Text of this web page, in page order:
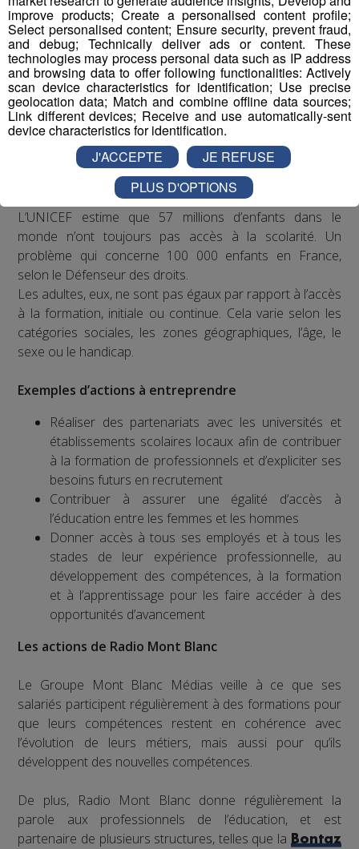
L’UNICEF estime que 57 millions d’enfants dans le
monde n’ont toujours pas accès à la scolarité. Un
problème qui concerne 100 000 enfants en France,
selon le Défenseur des droits.
Les adultes, eux, ne sont pas égaux par rapport à l’accès
à la formation, initiale ou continue. Cela varie selon les
catégories sociales, les zones géographiques, l’âge, le
sexe ou le handicap.
Exemples d’actions à entreprendre
Réaliser des partenariats avec les universités et
établissements scolaires locaux afin de contribuer
à la formation de professionnels et d’expliciter ses
besoins futurs en recrutement
Contribuer à assurer une égalité d’accès à
l’éducation entre les femmes et les hommes
Donner accès à tous ses employés et à tous les
stades de leur expérience professionnelle, au
développement des compétences, à la formation
et à l’apprentissage pour les faire accéder à des
opportunités d’avancement
Les actions de Radio Mont Blanc
Le Groupe Mont Blanc Médias veille à ce que ses
salariés participent régulièrement à des formations pour
que leurs compétences restent en cohérence avec
l’évolution de leurs métiers, mais aussi pour qu’ils
développent des nouvelles compétences.
De plus, Radio Mont Blanc donne régulièrement la
parole aux professionnels de l’éducation, et est
partenaire de plusieurs structures, telles que la Bontaz
improve products; Create a personalised content profile;
Select personalised content; Ensure security, prevent fraud,
and debug; Technically deliver ads or content. These
technologies may process personal data such as IP address
and browsing data to offer following functionalities: Actively
scan device characteristics for identification; Use precise
geolocation data; Match and combine offline data sources;
Link different devices; Receive and use automatically-sent
device characteristics for identification.
J'ACCEPTE
JE REFUSE
PLUS D'OPTIONS